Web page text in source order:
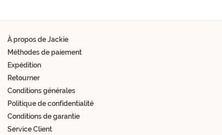
À propos de Jackie
Méthodes de paiement
Expédition
Retourner
Conditions générales
Politique de confidentialité
Conditions de garantie
Service Client